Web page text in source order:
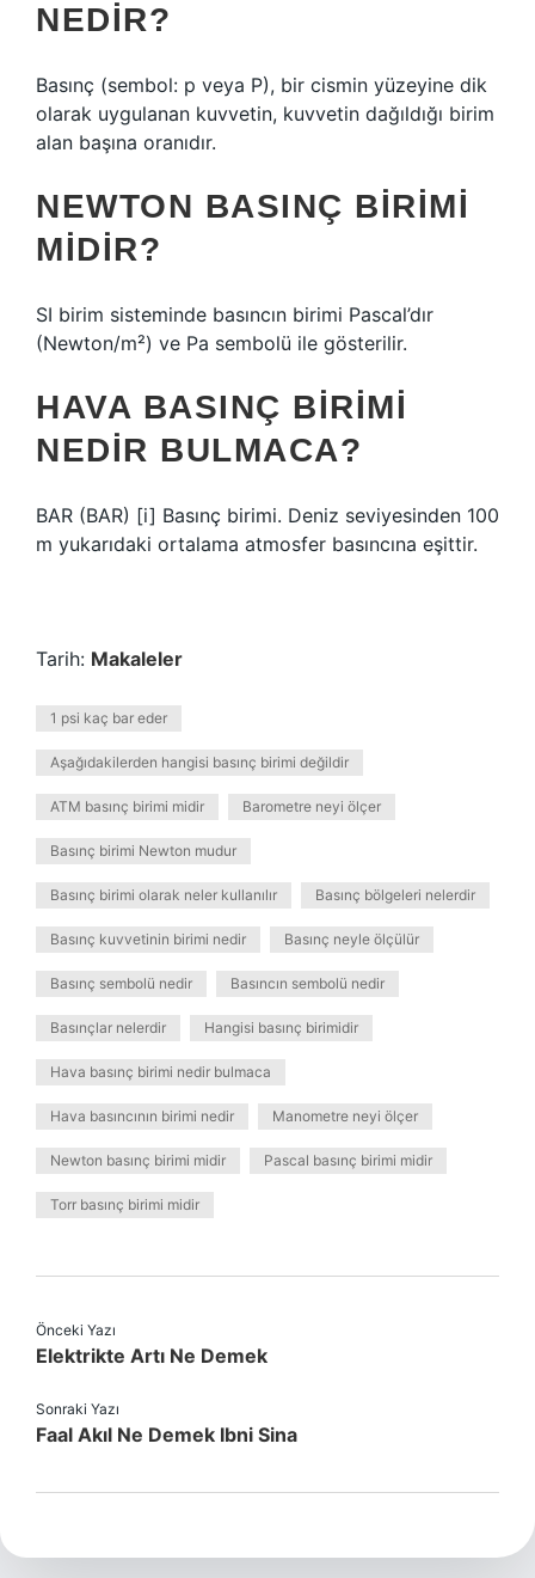
NEDIR?
Basınç (sembol: p veya P), bir cismin yüzeyine dik
olarak uygulanan kuvvetin, kuvvetin dağıldığı birim
alan başına oranıdır.
NEWTON BASINÇ BIRIMI
MIDIR?
SI birim sisteminde basıncın birimi Pascal’dır
(Newton/m²) ve Pa sembolü ile gösterilir.
HAVA BASINÇ BIRIMI
NEDIR BULMACA?
BAR (BAR) [i] Basınç birimi. Deniz seviyesinden 100
m yukarıdaki ortalama atmosfer basıncına eşittir.
Tarih: Makaleler
1 psi kaç bar eder
Aşağıdakilerden hangisi basınç birimi değildir
ATM basınç birimi midir Barometre neyi ölçer
Basınç birimi Newton mudur
Basınç birimi olarak neler kullanılır Basınç bölgeleri nelerdir
Basınç kuvvetinin birimi nedir Basınç neyle ölçülür
Basınç sembolü nedir Basıncın sembolü nedir
Basınçlar nelerdir Hangisi basınç birimidir
Hava basınç birimi nedir bulmaca
Hava basıncının birimi nedir Manometre neyi ölçer
Newton basınç birimi midir Pascal basınç birimi midir
Torr basınç birimi midir
Önceki Yazı
Elektrikte Artı Ne Demek
Sonraki Yazı
Faal Akıl Ne Demek Ibni Sina